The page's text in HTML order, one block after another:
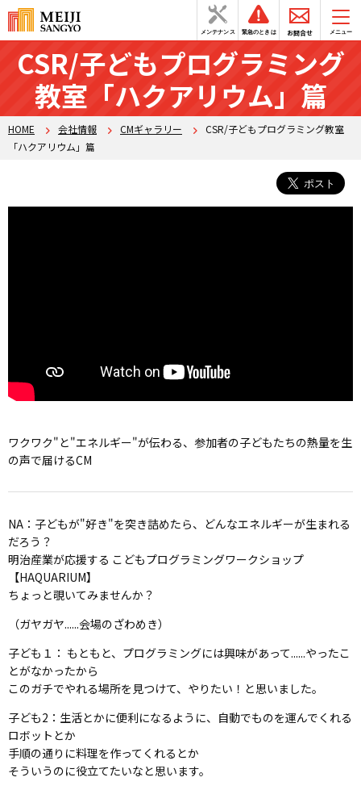
メンテナンス 緊急のときは お問合せ メニュー
CSR/子どもプログラミング
教室「ハクアリウム」篇
HOME 会社情報 CMギャラリー
CSR/子どもプログラミング教室
「ハクアリウム」篇
ワクワク"と"エネルギー"が伝わる、参加者の子どもたちの熱量を生
の声で届けるCM
NA：子どもが"好き"を突き詰めたら、どんなエネルギーが生まれる
だろう？
明治産業が応援する こどもプログラミングワークショップ
【HAQUARIUM】
ちょっと覗いてみませんか？
（ガヤガヤ......会場のざわめき）
子ども１： もともと、プログラミングには興味があって......やったこ
とがなかったから
このガチでやれる場所を見つけて、やりたい！と思いました。
子ども2：生活とかに便利になるように、自動でものを運んでくれる
ロボットとか
手順の通りに料理を作ってくれるとか
そういうのに役立てたいなと思います。